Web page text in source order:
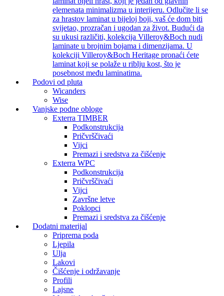
elemenata minimalizma u interijeru. Odlučite li se
za hrastov laminat u bijeloj boji, vaš će dom biti
svijetao, prozračan i ugodan za život. Budući da
su ukusi različiti, kolekcija Villeroy&Boch nudi
laminate u brojnim bojama i dimenzijama. U
kolekciji Villeroy&Boch Heritage pronaći ćete
laminat koji se polaže u riblju kost, što je
posebnost među laminatima.
Podovi od pluta
Wicanders
Wise
Vanjske podne obloge
Exterra TIMBER
Podkonstrukcija
Pričvrščivaći
Vijci
Premazi i sredstva za čišćenje
Exterra WPC
Podkonstrukcija
Pričvrščivaći
Vijci
Završne letve
Poklopci
Premazi i sredstva za čišćenje
Dodatni materijal
Priprema poda
Ljepila
Ulja
Lakovi
Čišćenje i održavanje
Profili
Lajsne